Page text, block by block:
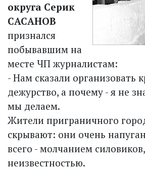
округа Серик
САСАНОВ
признался
побывавшим на
месте ЧП журналистам:
- Нам сказали организовать
дежурство, а почему - я не
мы делаем.
Жители приграничного
скрывают: они очень
всего - молчанием силовиков,
неизвестностью.